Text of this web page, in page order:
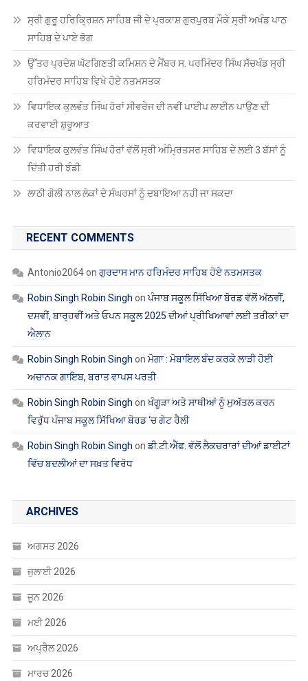
ਸਾਹਿਬ ਦੇ ਪਾਏ ਭੋਗ
ਉੱਤਰ ਪ੍ਰਦੇਸ਼ ਘੱਟਗਿਣਤੀ ਕਮਿਸ਼ਨ ਦੇ ਮੈਂਬਰ ਸ. ਪਰਮਿੰਦਰ ਸਿੰਘ ਸੱਚਖੰਡ ਸ੍ਰੀ
ਹਰਿਮੰਦਰ ਸਾਹਿਬ ਵਿਖੇ ਹੋਏ ਨਤਮਸਤਕ
ਵਿਧਾਇਕ ਕੁਲਵੰਤ ਸਿੰਘ ਹੋਰਾਂ ਸੀਵਰੇਜ ਦੀ ਨਵੀਂ ਪਾਈਪ ਲਾਈਨ ਪਾਉਣ ਦੀ
ਕਰਵਾਈ ਸ਼ੁਰੂਆਤ
ਵਿਧਾਇਕ ਕੁਲਵੰਤ ਸਿੰਘ ਹੋਰਾਂ ਵੱਲੋਂ ਸ੍ਰੀ ਅੰਮ੍ਰਿਤਸਰ ਸਾਹਿਬ ਦੇ ਲਈ 3 ਬੱਸਾਂ ਨੂੰ
ਦਿੱਤੀ ਹਰੀ ਝੰਡੀ
ਲਾਠੀ ਗੋਲੀ ਨਾਲ ਲੋਕਾਂ ਦੇ ਸੰਘਰਸਾਂ ਨੂੰ ਦਬਾਇਆ ਨਹੀ ਜਾ ਸਕਦਾ
RECENT COMMENTS
Robin Singh Robin Singhonਪੰਜਾਬ ਸਕੂਲ ਸਿੱਖਿਆ ਬੋਰਡ ਵੱਲੋਂ ਅੱਠਵੀਂ,
ਦਸਵੀਂ, ਬਾਰ੍ਹਵੀਂ ਅਤੇ ਓਪਨ ਸਕੂਲ 2025 ਦੀਆਂ ਪ੍ਰੀਖਿਆਵਾਂ ਲਈ ਤਰੀਕਾਂ ਦਾ
ਐਲਾਨ
Robin Singh Robin Singhonਮੋਗਾ : ਮੋਬਾਇਲ ਬੰਦ ਕਰਕੇ ਲਾੜੀ ਹੋਈ
ਅਚਾਨਕ ਗਾਇਬ, ਬਰਾਤ ਵਾਪਸ ਪਰਤੀ
Robin Singh Robin Singhonਖੰਗੂੜਾ ਅਤੇ ਸਾਥੀਆਂ ਨੂੰ ਮੁਅੱਤਲ ਕਰਨ
ਵਿਰੁੱਧ ਪੰਜਾਬ ਸਕੂਲ ਸਿੱਖਿਆ ਬੋਰਡ ‘ਚ ਗੇਟ ਰੈਲੀ
Robin Singh Robin Singhonਡੀ.ਟੀ.ਐੱਫ. ਵੱਲੋਂ ਲੈਕਚਰਾਰਾਂ ਦੀਆਂ ਡਾਈਟਾਂ
ਵਿੱਚ ਬਦਲੀਆਂ ਦਾ ਸਖ਼ਤ ਵਿਰੋਧ
ARCHIVES
ਜੁਲਾਈ 2026
ਜੂਨ 2026
ਮਈ 2026
ਅਪ੍ਰੈਲ 2026
ਮਾਰਚ 2026